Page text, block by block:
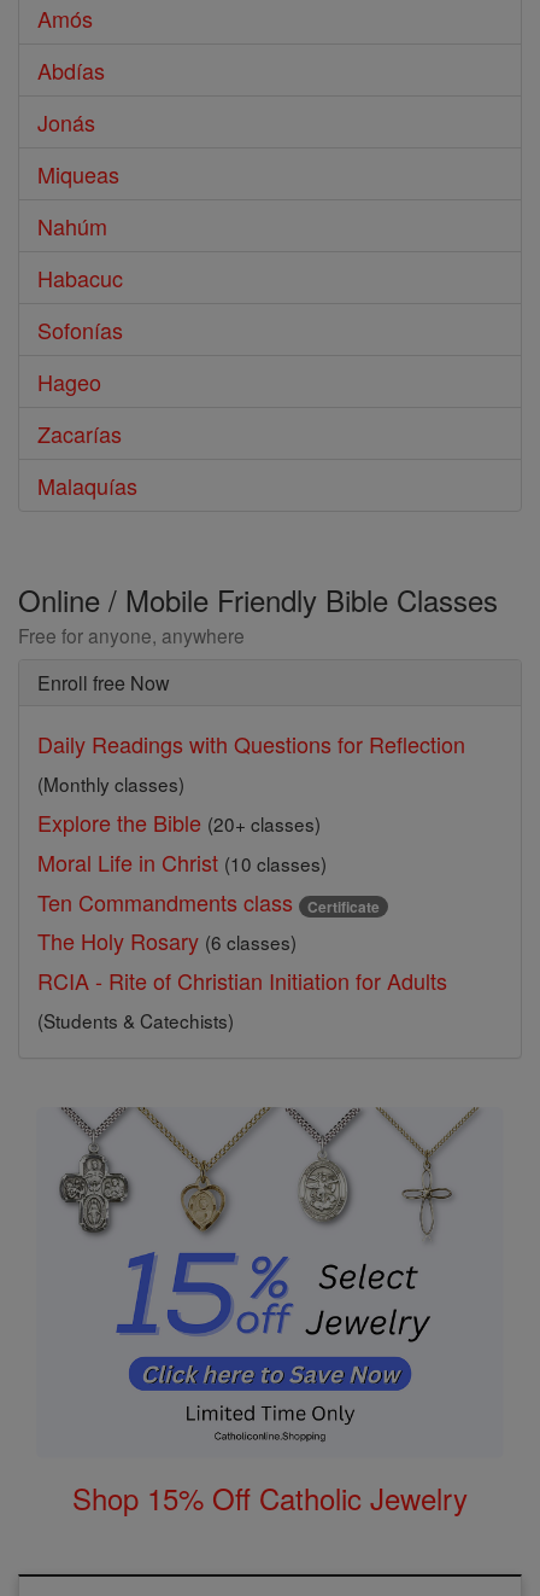
Amós
Abdías
Jonás
Miqueas
Nahúm
Habacuc
Sofonías
Hageo
Zacarías
Malaquías
Online / Mobile Friendly Bible Classes
Free for anyone, anywhere
Enroll free Now
Daily Readings with Questions for Reflection
(Monthly classes)
Explore the Bible (20+ classes)
Moral Life in Christ (10 classes)
Ten Commandments class Certificate
The Holy Rosary (6 classes)
RCIA - Rite of Christian Initiation for Adults
(Students & Catechists)
Shop 15% Off Catholic Jewelry